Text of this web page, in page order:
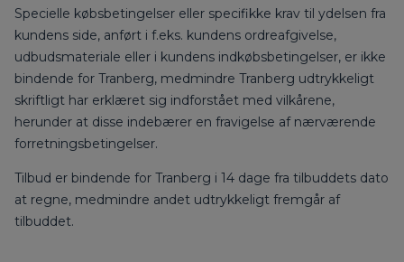
Specielle købsbetingelser eller specifikke krav til ydelsen fra
kundens side, anført i f.eks. kundens ordreafgivelse,
udbudsmateriale eller i kundens indkøbsbetingelser, er ikke
bindende for Tranberg, medmindre Tranberg udtrykkeligt
skriftligt har erklæret sig indforstået med vilkårene,
herunder at disse indebærer en fravigelse af nærværende
forretningsbetingelser.
Tilbud er bindende for Tranberg i 14 dage fra tilbuddets dato
at regne, medmindre andet udtrykkeligt fremgår af
tilbuddet.